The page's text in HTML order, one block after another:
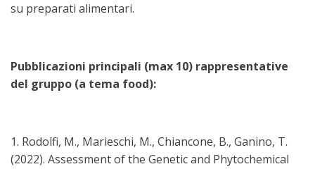
su preparati alimentari.
Pubblicazioni principali (max 10) rappresentative
del gruppo (a tema food):
1. Rodolfi, M., Marieschi, M., Chiancone, B., Ganino, T.
(2022). Assessment of the Genetic and Phytochemical